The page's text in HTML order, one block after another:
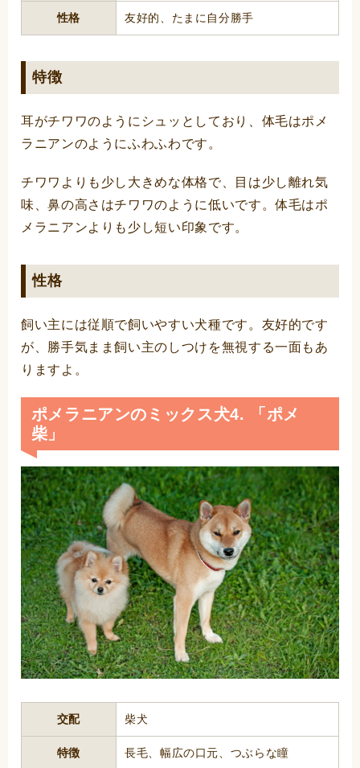
性格 友好的、たまに自分勝手
特徴
耳がチワワのようにシュッとしており、体毛はポメ
ラニアンのようにふわふわです。
チワワよりも少し大きめな体格で、目は少し離れ気
味、鼻の高さはチワワのように低いです。体毛はポ
メラニアンよりも少し短い印象です。
性格
飼い主には従順で飼いやすい犬種です。友好的です
が、勝手気まま飼い主のしつけを無視する一面もあ
りますよ。
ポメラニアンのミックス犬4. 「ポメ
柴」
交配 柴犬
特徴 長毛、幅広の口元、つぶらな瞳